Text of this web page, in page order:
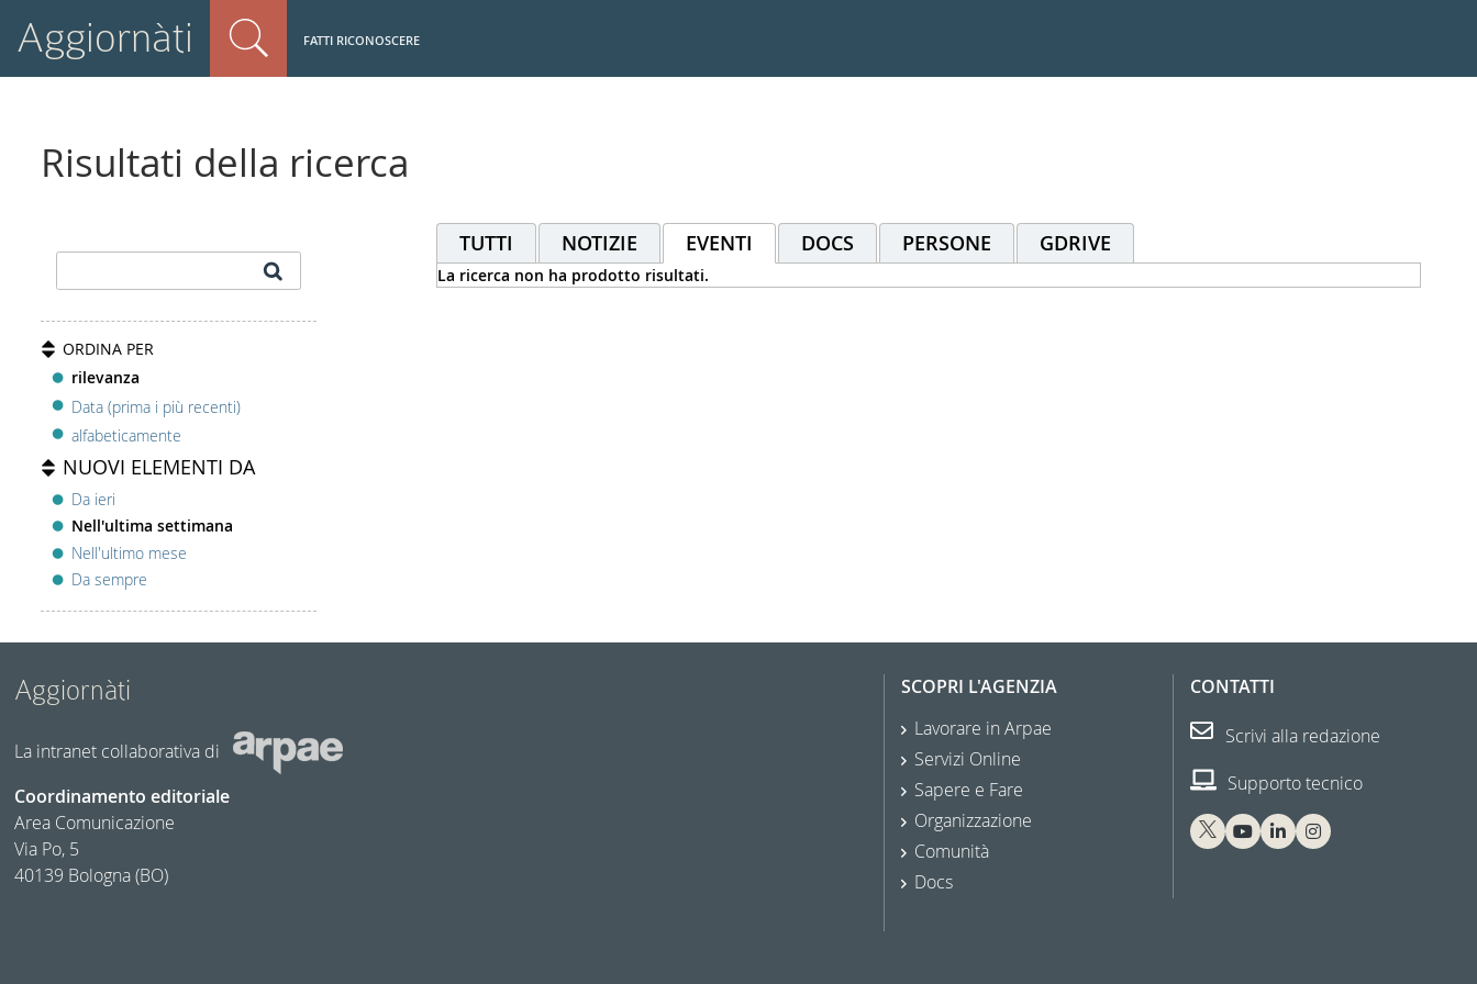
Aggiornàti FATTI RICONOSCERE
Risultati della ricerca
ORDINA PER
rilevanza
Data (prima i più recenti)
alfabeticamente
NUOVI ELEMENTI DA
Da ieri
Nell'ultima settimana
Nell'ultimo mese
Da sempre
TUTTI NOTIZIE EVENTI DOCS PERSONE GDRIVE
La ricerca non ha prodotto risultati.
Aggiornàti
La intranet collaborativa di
Coordinamento editoriale
Area Comunicazione
Via Po, 5
40139 Bologna (BO)
SCOPRI L'AGENZIA
Lavorare in Arpae
Servizi Online
Sapere e Fare
Organizzazione
Comunità
Docs
CONTATTI
Scrivi alla redazione
Supporto tecnico